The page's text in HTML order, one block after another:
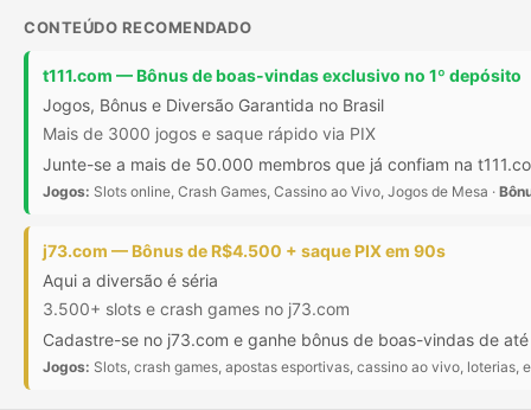
CONTEÚDO RECOMENDADO
t111.com — Bônus de boas-vindas exclusivo no 1º depósito
Jogos, Bônus e Diversão Garantida no Brasil
Mais de 3000 jogos e saque rápido via PIX
Junte-se a mais de 50.000 membros que já confiam na
Jogos: Slots online, Crash Games, Cassino ao Vivo, Jogos de Mesa ·
j73.com — Bônus de R$4.500 + saque PIX em 90s
Aqui a diversão é séria
3.500+ slots e crash games no j73.com
Cadastre-se no j73.com e ganhe bônus de boas-vindas de
Jogos: Slots, crash games, apostas esportivas, cassino ao vivo, loterias,